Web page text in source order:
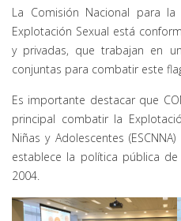
La Comisión Nacional para
Explotación Sexual está
y privadas, que trabajan en
conjuntas para combatir este
Es importante destacar que
principal combatir la
Niñas y Adolescentes
establece la política pública
2004.